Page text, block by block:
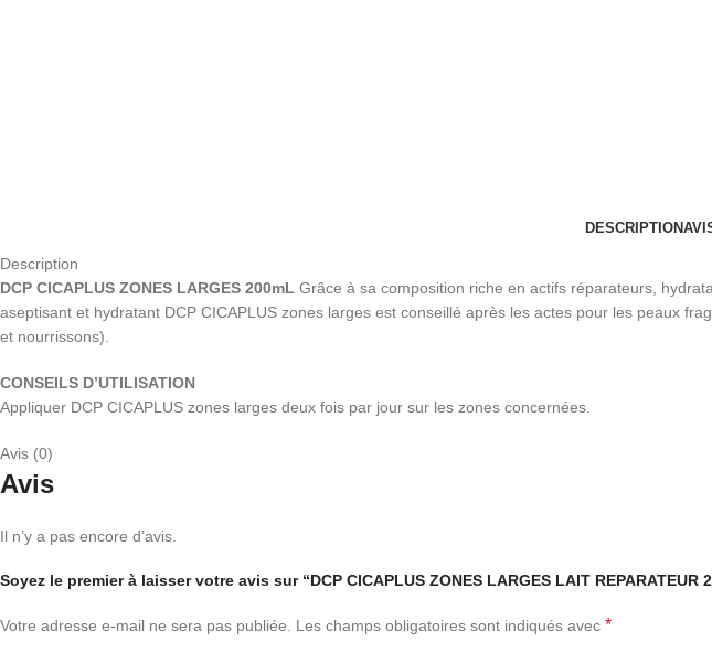
DESCRIPTION
Description
DCP CICAPLUS ZONES LARGES 200mL Grâce à sa composition riche en actifs réparateurs,
aseptisant et hydratant DCP CICAPLUS zones larges est conseillé après les actes pour les peaux
et nourrissons).
CONSEILS D’UTILISATION
Appliquer DCP CICAPLUS zones larges deux fois par jour sur les zones concernées.
Avis (0)
Avis
Il n’y a pas encore d’avis.
Soyez le premier à laisser votre avis sur “DCP CICAPLUS ZONES LARGES LAIT REPARATEUR
Votre adresse e-mail ne sera pas publiée. Les champs obligatoires sont indiqués avec *